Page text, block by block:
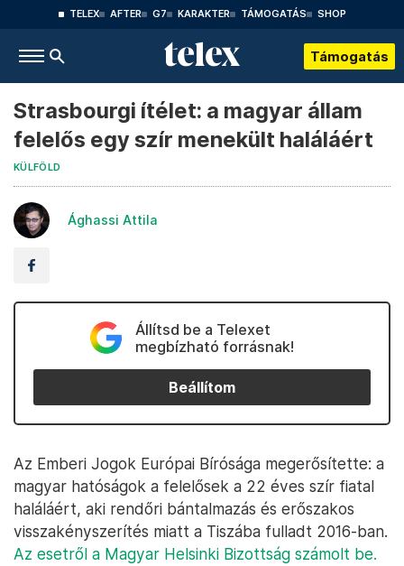
TELEX AFTER G7 KARAKTER TÁMOGATÁS SHOP
Támogatás
Strasbourgi ítélet: a magyar állam
felelős egy szír menekült haláláért
KÜLFÖLD
Ághassi Attila
Állítsd be a Telexet
megbízható forrásnak!
Beállítom
Az Emberi Jogok Európai Bírósága megerősítette: a
magyar hatóságok a felelősek a 22 éves szír fiatal
haláláért, aki rendőri bántalmazás és erőszakos
visszakényszerítés miatt a Tiszába fulladt 2016-ban.
Az esetről a Magyar Helsinki Bizottság számolt be.